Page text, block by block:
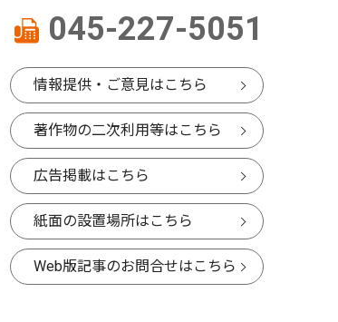
045-227-5051
情報提供・ご意見はこちら
著作物の二次利用等はこちら
広告掲載はこちら
紙面の設置場所はこちら
Web版記事のお問合せはこちら